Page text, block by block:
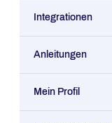
Integrationen
Anleitungen
Mein Profil